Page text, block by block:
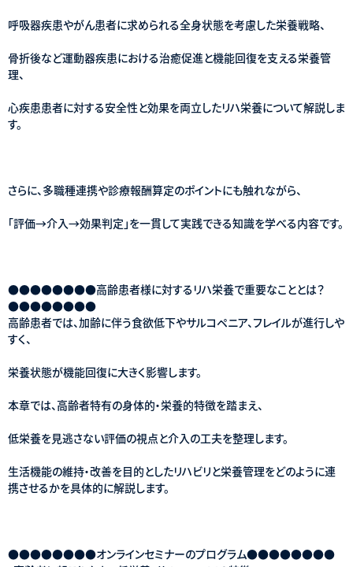
呼吸器疾患やがん患者に求められる全身状態を考慮した栄養戦略、
骨折後など運動器疾患における治癒促進と機能回復を支える栄養管
理、
心疾患患者に対する安全性と効果を両立したリハ栄養について解説しま
す。
さらに、多職種連携や診療報酬算定のポイントにも触れながら、
「評価→介入→効果判定」を一貫して実践できる知識を学べる内容です。
●●●●●●●●高齢患者様に対するリハ栄養で重要なこととは？
●●●●●●●●
高齢患者では、加齢に伴う食欲低下やサルコペニア、フレイルが進行しや
すく、
栄養状態が機能回復に大きく影響します。
本章では、高齢者特有の身体的・栄養的特徴を踏まえ、
低栄養を見逃さない評価の視点と介入の工夫を整理します。
生活機能の維持・改善を目的としたリハビリと栄養管理をどのように連
携させるかを具体的に解説します。
●●●●●●●●オンラインセミナーのプログラム●●●●●●●●